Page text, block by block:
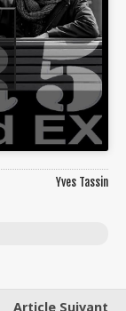
Yves Tassin
Article Suivant